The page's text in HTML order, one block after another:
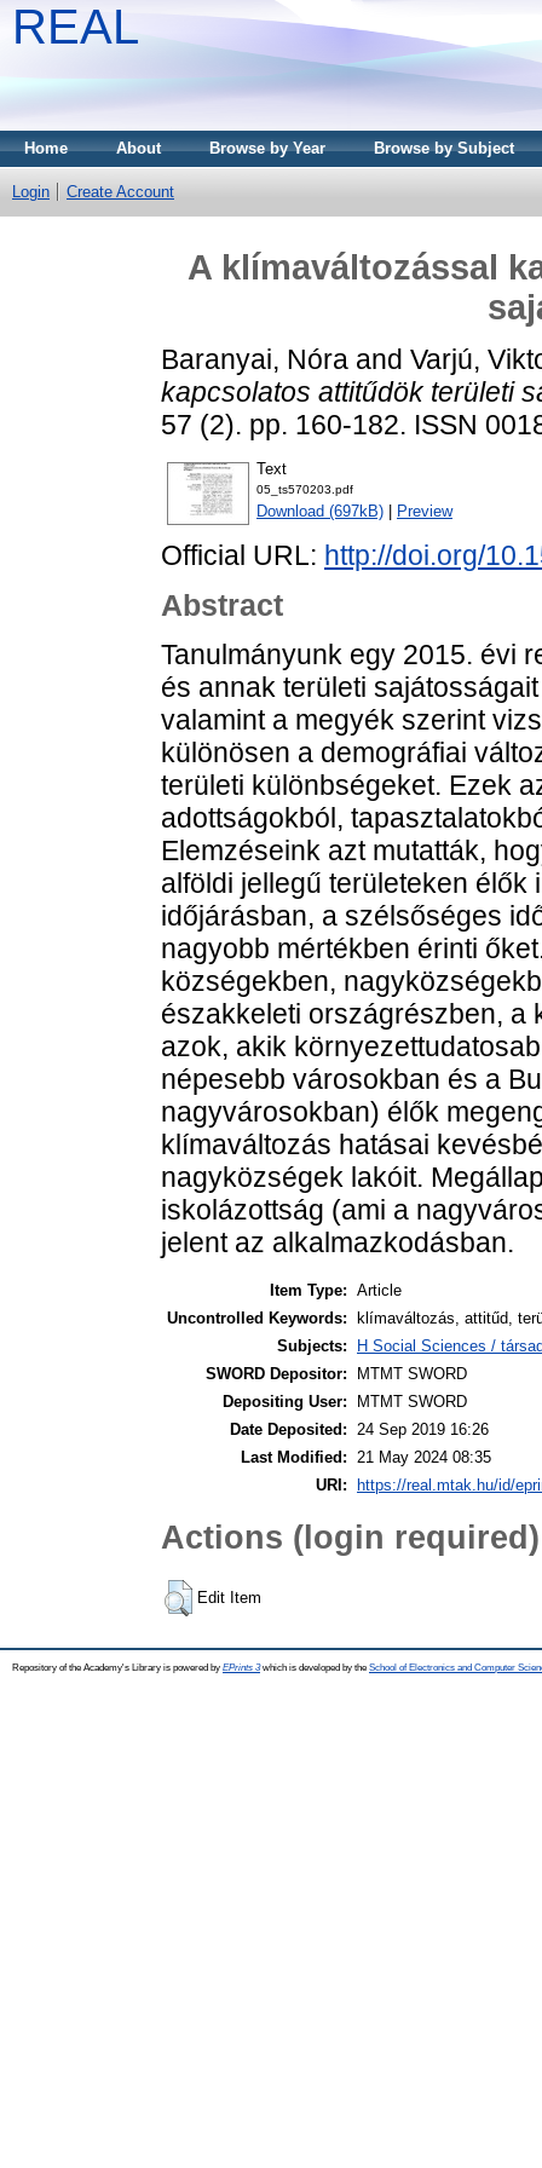
REAL
Home About Browse by Year Browse by Subject
Login Create Account
A klímaváltozással
Baranyai, Nóra and Varjú,
kapcsolatos attitűdök területi
57 (2). pp. 160-182. ISSN
Text
05_ts570203.pdf
Download (697kB) Preview
Official URL: http://doi.org/
Abstract
Tanulmányunk egy 2015. évi
és annak területi
valamint a megyék szerint
különösen a demográfiai
területi különbségeket. Ezek
adottságokból,
Elemzéseink azt mutatták,
alföldi jellegű területeken
időjárásban, a szélsőséges
nagyobb mértékben érinti
községekben,
északkeleti országrészben, a
azok, akik
népesebb városokban és a
nagyvárosokban) élők
klímaváltozás hatásai
nagyközségek lakóit.
iskolázottság (ami a
jelent az alkalmazkodásban.
Item Type: Article
Uncontrolled Keywords:
klímaváltozás, attitűd,
Subjects:
H Social Sciences /
SWORD Depositor:
MTMT SWORD
Depositing User:
MTMT SWORD
Date Deposited:
24 Sep 2019 16:26
Last Modified:
21 May 2024 08:35
URI:
https://real.mtak.hu/id/
Actions (login required)
Edit Item
Repository of the Academy's Library is powered by EPrints 3which is developed by the School of Electronics and Computer